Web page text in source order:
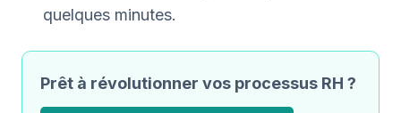
quelques minutes.
Prêt à révolutionner vos processus RH ?